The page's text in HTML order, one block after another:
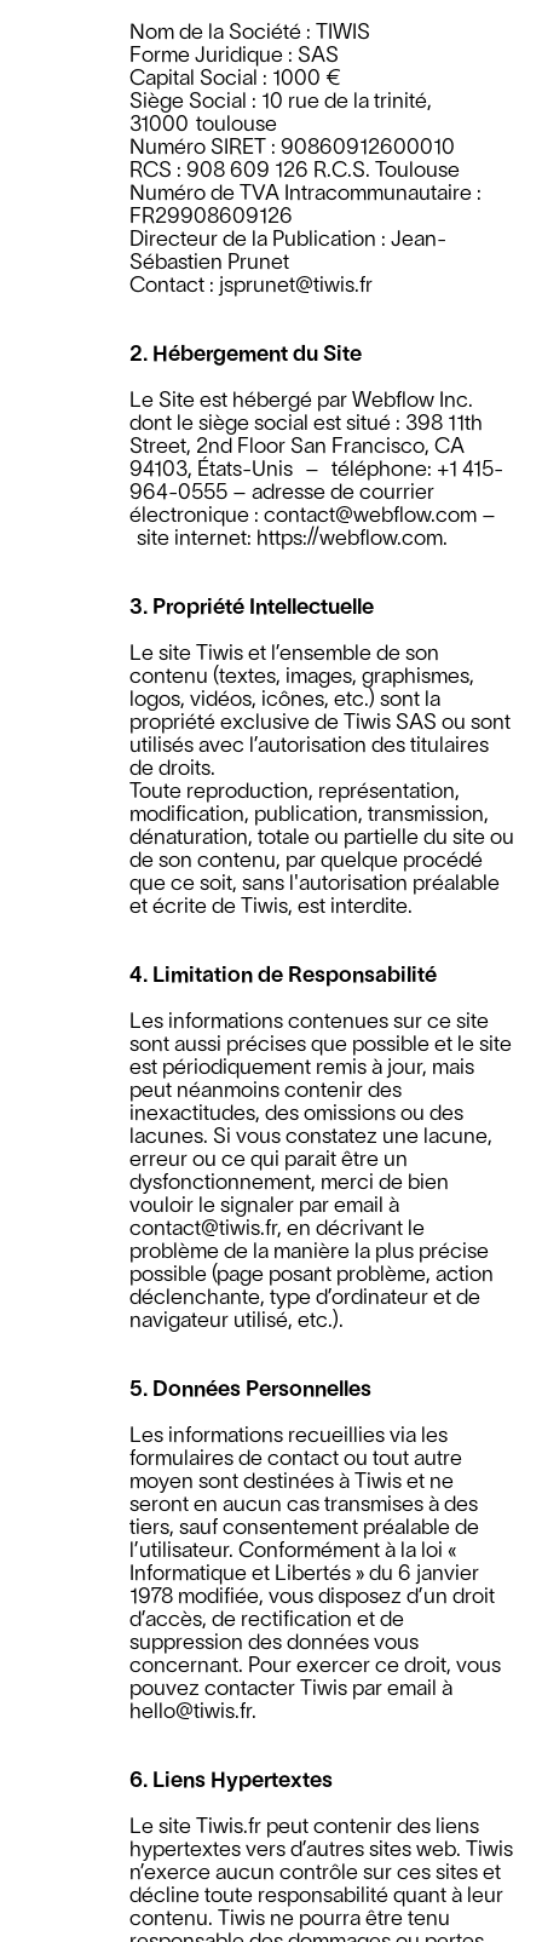
Nom de la Société : TIWIS
Forme Juridique : SAS
Capital Social : 1000 €
Siège Social : 10 rue de la trinité,
31000 toulouse
Numéro SIRET : 90860912600010
RCS : 908 609 126 R.C.S. Toulouse
Numéro de TVA Intracommunautaire :
FR29908609126
Directeur de la Publication : Jean-
Sébastien Prunet
Contact : jsprunet@tiwis.fr
2. Hébergement du Site
Le Site est hébergé par Webflow Inc.
dont le siège social est situé : 398 11th
Street, 2nd Floor San Francisco, CA
94103, États-Unis – téléphone: +1 415-
964-0555 – adresse de courrier
électronique : contact@webflow.com –
site internet: https://webflow.com.
3. Propriété Intellectuelle
Le site Tiwis et l’ensemble de son
contenu (textes, images, graphismes,
logos, vidéos, icônes, etc.) sont la
propriété exclusive de Tiwis SAS ou sont
utilisés avec l’autorisation des titulaires
de droits.
Toute reproduction, représentation,
modification, publication, transmission,
dénaturation, totale ou partielle du site ou
de son contenu, par quelque procédé
que ce soit, sans l'autorisation préalable
et écrite de Tiwis, est interdite.
4. Limitation de Responsabilité
Les informations contenues sur ce site
sont aussi précises que possible et le site
est périodiquement remis à jour, mais
peut néanmoins contenir des
inexactitudes, des omissions ou des
lacunes. Si vous constatez une lacune,
erreur ou ce qui parait être un
dysfonctionnement, merci de bien
vouloir le signaler par email à
contact@tiwis.fr, en décrivant le
problème de la manière la plus précise
possible (page posant problème, action
déclenchante, type d’ordinateur et de
navigateur utilisé, etc.).
5. Données Personnelles
Les informations recueillies via les
formulaires de contact ou tout autre
moyen sont destinées à Tiwis et ne
seront en aucun cas transmises à des
tiers, sauf consentement préalable de
l’utilisateur. Conformément à la loi «
Informatique et Libertés » du 6 janvier
1978 modifiée, vous disposez d’un droit
d’accès, de rectification et de
suppression des données vous
concernant. Pour exercer ce droit, vous
pouvez contacter Tiwis par email à
hello@tiwis.fr.
6. Liens Hypertextes
Le site Tiwis.fr peut contenir des liens
hypertextes vers d’autres sites web. Tiwis
n’exerce aucun contrôle sur ces sites et
décline toute responsabilité quant à leur
contenu. Tiwis ne pourra être tenu